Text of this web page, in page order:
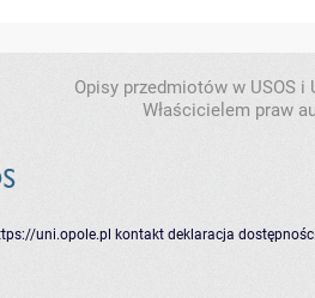
Opisy przedmiotów w USOS
Właścicielem praw
uni.opole.pl kontakt deklaracja